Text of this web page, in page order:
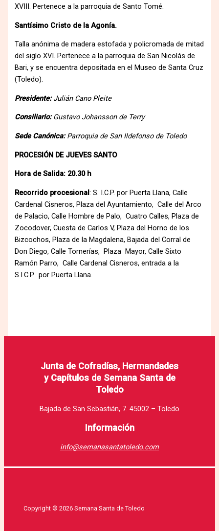
XVIII. Pertenece a la parroquia de Santo Tomé.
Santísimo Cristo de la Agonía.
Talla anónima de madera estofada y policromada de mitad
del siglo XVI. Pertenece a la parroquia de San Nicolás de
Bari, y se encuentra depositada en el Museo de Santa Cruz
(Toledo).
Presidente:Julián Cano Pleite
Consiliario:Gustavo Johansson de Terry
Sede Canónica:Parroquia de San Ildefonso de Toledo
PROCESIÓN DE JUEVES SANTO
Hora de Salida: 20.30 h
Recorrido procesional: S. I.C.P. por Puerta Llana, Calle
Cardenal Cisneros, Plaza del Ayuntamiento, Calle del Arco
de Palacio, Calle Hombre de Palo, Cuatro Calles, Plaza de
Zocodover, Cuesta de Carlos V, Plaza del Horno de los
Bizcochos, Plaza de la Magdalena, Bajada del Corral de
Don Diego, Calle Tornerías, Plaza Mayor, Calle Sixto
Ramón Parro, Calle Cardenal Cisneros, entrada a la
S.I.C.P. por Puerta Llana.
Junta de Cofradías, Hermandades
y Capítulos de Semana Santa de
Toledo
Bajada de San Sebastián, 7. 45002 – Toledo
Información
info@semanasantatoledo.com
Copyright © 2026 Semana Santa de Toledo